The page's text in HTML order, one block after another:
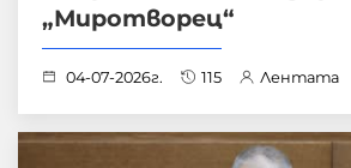
„Миротворец“
04-07-2026г. 115 Лентата